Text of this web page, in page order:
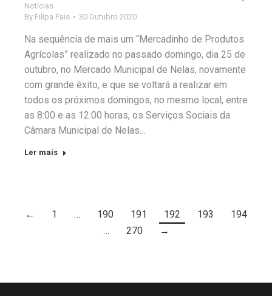
Notícias
By Filipa Pais 30 Outubro 2020
Na sequência de mais um “Mercadinho de Produtos
Agrícolas” realizado no passado domingo, dia 25 de
outubro, no Mercado Municipal de Nelas, novamente
com grande êxito, e que se voltará a realizar em
todos os próximos domingos, no mesmo local, entre
as 8:00 e as 12:00 horas, os Serviços Sociais da
Câmara Municipal de Nelas…
Ler mais
← 1 … 190 191 192 193
194
…
270 →